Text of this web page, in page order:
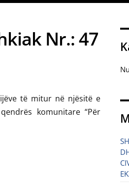
Nr.: 47
të mitur në njësitë e
komunitare “Për